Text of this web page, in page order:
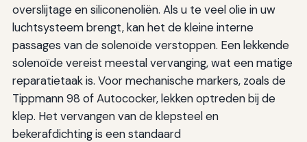
overslijtage en siliconenoliën. Als u te veel olie in uw
luchtsysteem brengt, kan het de kleine interne
passages van de solenoïde verstoppen. Een lekkende
solenoïde vereist meestal vervanging, wat een matige
reparatietaak is. Voor mechanische markers, zoals de
Tippmann 98 of Autococker, lekken optreden bij de
klep. Het vervangen van de klepsteel en
bekerafdichting is een standaard